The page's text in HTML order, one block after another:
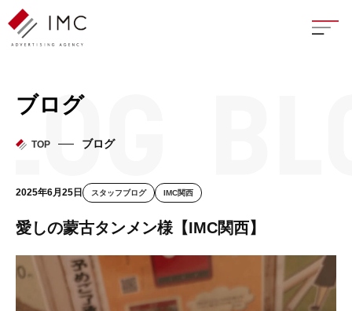
座談
イン
ブログ
TOP ブログ
2025年6月25日 スタッフブログ IMC関西
愛しの蒙古タンメン様【IMC関西】